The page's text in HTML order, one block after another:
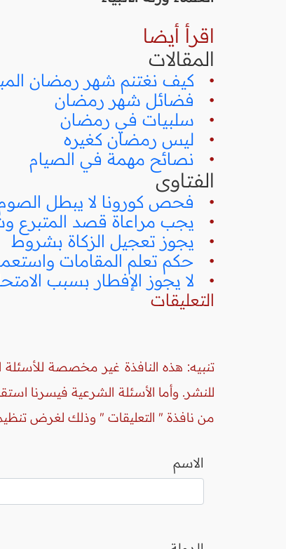
اقرأ أيضا
المقالات
• كيف نغتنم شهر رمضان
• فضائل شهر رمضان
• سلبيات في رمضان
• ليس رمضان كغيره
• نصائح مهمة في الصيام
الفتاوى
• فحص كورونا لا يبطل
• يجب مراعاة قصد المتبرع
• يجوز تعجيل الزكاة بشروط
• حكم تعلم المقامات
• لا يجوز الإفطار بسبب
التعليقات
تنبيه: هذه النافذة غير مخصصة للأسئلة
للنشر. وأما الأسئلة الشرعية فيسرنا
من نافذة " التعليقات " وذلك لغرض
الاسم